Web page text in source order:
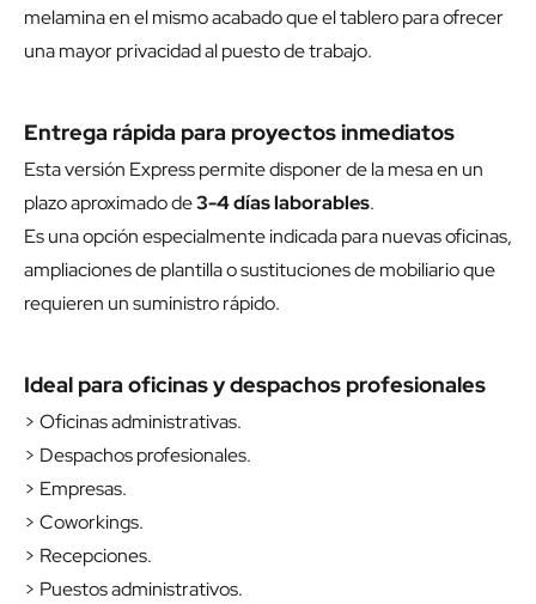
melamina en el mismo acabado que el tablero para ofrecer
una mayor privacidad al puesto de trabajo.
Entrega rápida para proyectos inmediatos
Esta versión Express permite disponer de la mesa en un
plazo aproximado de3-4 días laborables.
Es una opción especialmente indicada para nuevas oficinas,
ampliaciones de plantilla o sustituciones de mobiliario que
requieren un suministro rápido.
Ideal para oficinas y despachos profesionales
> Oficinas administrativas.
> Despachos profesionales.
> Empresas.
> Coworkings.
> Recepciones.
> Puestos administrativos.